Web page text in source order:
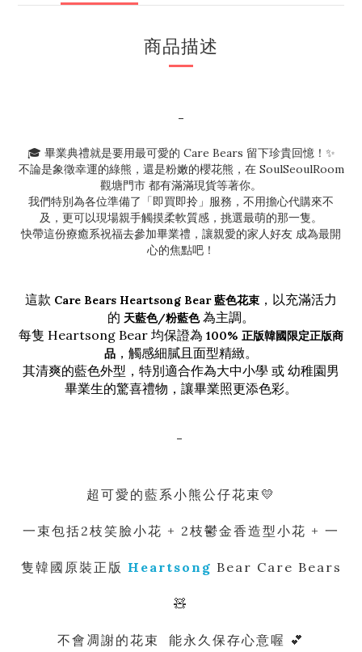
商品描述
-
🎓 畢業典禮就是要用最可愛的 Care Bears 留下珍貴回憶！✨
不論是象徵幸運的綠熊，還是粉嫩的櫻花熊，在 SoulSeoulRoom
觀塘門市 都有滿滿現貨等著你。
我們特別為各位準備了「即買即拎」服務，不用擔心代購來不
及，更可以現場親手觸摸柔軟質感，挑選最萌的那一隻。
快帶這份療癒系祝福去參加畢業禮，讓親愛的家人好友 成為最開
心的焦點吧！
這款 Care Bears Heartsong Bear 藍色花束 ，以充滿活力
的 天藍色/粉藍色為主調。
每隻 Heartsong Bear 均保證為 100% 正版韓國限定正版商
品 ，觸感細膩且面型精緻。
其清爽的藍色外型，特別適合作為大中小學 或 幼稚園男
畢業生的驚喜禮物，讓畢業照更添色彩。
-
超可愛的藍系小熊公仔花束💛
一束包括2枝笑臉小花 + 2枝鬱金香造型小花 + 一
隻韓國原裝正版 Heartsong Bear Care Bears
🧸
不會凋謝的花束 能永久保存心意喔 💕